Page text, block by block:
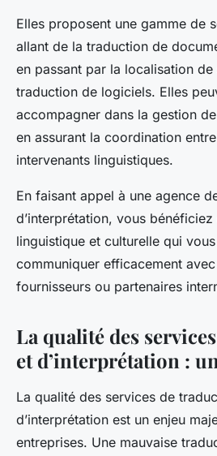
Elles proposent une gamme de
allant de la traduction de
en passant par la localisation
traduction de logiciels. Elles
accompagner dans la gestion
en assurant la coordination
intervenants linguistiques.
En faisant appel à une agence
d’interprétation, vous bénéficiez
linguistique et culturelle qui
communiquer efficacement
fournisseurs ou partenaires
La qualité des
et d’interprétation :
La qualité des services de
d’interprétation est un enjeu
entreprises. Une mauvaise